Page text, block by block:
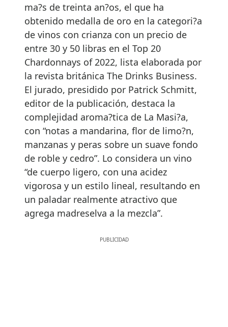
ma?s de treinta an?os, el que ha
obtenido medalla de oro en la categori?a
de vinos con crianza con un precio de
entre 30 y 50 libras en el Top 20
Chardonnays of 2022, lista elaborada por
la revista británica The Drinks Business.
El jurado, presidido por Patrick Schmitt,
editor de la publicación, destaca la
complejidad aroma?tica de La Masi?a,
con “notas a mandarina, flor de limo?n,
manzanas y peras sobre un suave fondo
de roble y cedro”. Lo considera un vino
“de cuerpo ligero, con una acidez
vigorosa y un estilo lineal, resultando en
un paladar realmente atractivo que
agrega madreselva a la mezcla”.